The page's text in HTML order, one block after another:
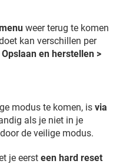
weer terug te komen
kan verschillen per
en herstellen >
modus te komen, is via
als je niet in je
de veilige modus.
je eerst een hard reset